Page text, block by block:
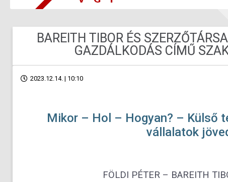
BAREITH TIBOR ÉS
GAZDÁLKODÁS CÍMŰ
2023.12.14. | 10:10
Mikor – Hol – Hogyan? – Külső
vállalatok
FÖLDI PÉTER – BAREITH